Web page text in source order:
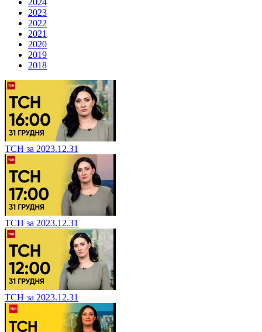
2023
2022
2021
2020
2019
2018
ТСН за 2023.12.31
ТСН за 2023.12.31
ТСН за 2023.12.31